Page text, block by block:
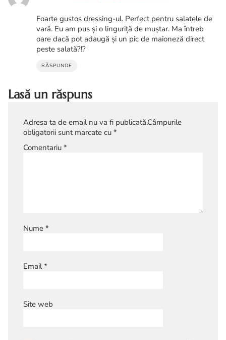
Foarte gustos dressing-ul. Perfect pentru salatele de
vară. Eu am pus și o linguriță de muștar. Ma întreb
oare dacă pot adaugă și un pic de maioneză direct
peste salată?!?
RĂSPUNDE
Lasă un răspuns
Adresa ta de email nu va fi publicată.Câmpurile
obligatorii sunt marcate cu *
Comentariu *
Nume *
Email*
Site web